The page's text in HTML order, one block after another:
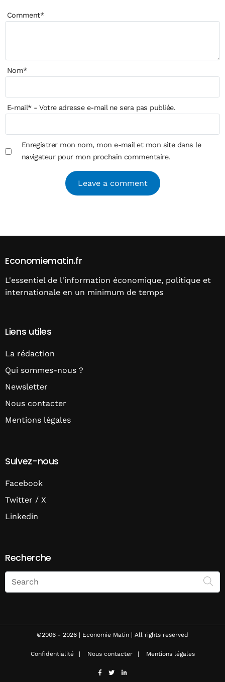
Comment*
Nom*
E-mail*- Votre adresse e-mail ne sera pas publiée.
Enregistrer mon nom, mon e-mail et mon site dans le
navigateur pour mon prochain commentaire.
Economiematin.fr
L'essentiel de l'information économique, politique et
internationale en un minimum de temps
Liens utiles
La rédaction
Qui sommes-nous ?
Newsletter
Nous contacter
Mentions légales
Suivez-nous
Facebook
Twitter / X
Linkedin
Recherche
Search
on
Economie
©2006 - 2026 | Economie Matin | All rights reserved
Confidentialité Nous contacter Mentions légales
facebook
twitterlinkedin